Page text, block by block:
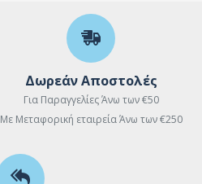
Δωρεάν Αποστολές
Για Παραγγελίες Άνω των €50
Με Μεταφορική εταιρεία Άνω των €250